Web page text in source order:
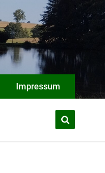
Impressum